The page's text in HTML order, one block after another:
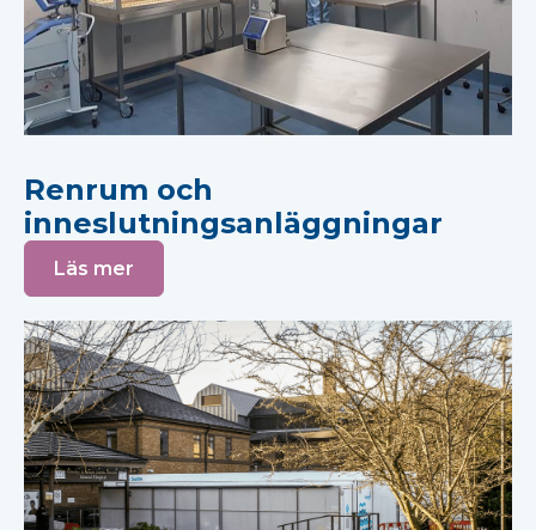
Renrum och
inneslutningsanläggningar
Läs mer